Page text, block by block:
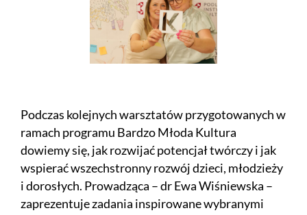
Podczas kolejnych warsztatów przygotowanych w
ramach programu Bardzo Młoda Kultura
dowiemy się, jak rozwijać potencjał twórczy i jak
wspierać wszechstronny rozwój dzieci, młodzieży
i dorosłych. Prowadząca – dr Ewa Wiśniewska –
zaprezentuje zadania inspirowane wybranymi